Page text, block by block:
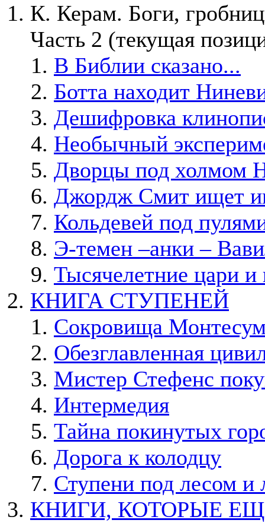
К. Керам. Боги,
Часть 2 (текущая
В Библии сказано...
Ботта находит
Дешифровка
Необычный
Дворцы под холмом
Джордж Смит ищет
Кольдевей под
Э-темен –анки –
Тысячелетние цари
КНИГА СТУПЕНЕЙ
Сокровища
Обезглавленная
Мистер Стефенс
Интермедия
Тайна покинутых
Дорога к колодцу
Ступени под лесом и
КНИГИ, КОТОРЫЕ